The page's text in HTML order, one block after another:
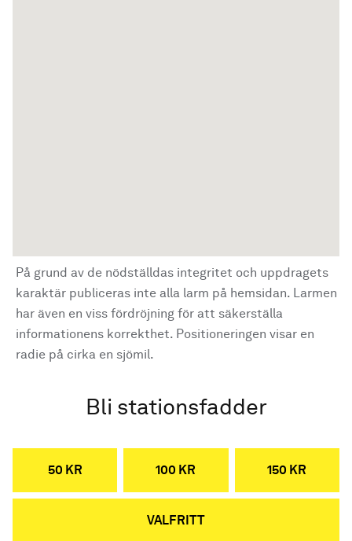
På grund av de nödställdas integritet och uppdragets
karaktär publiceras inte alla larm på hemsidan. Larmen
har även en viss fördröjning för att säkerställa
informationens korrekthet. Positioneringen visar en
radie på cirka en sjömil.
Bli stationsfadder
50 KR 100 KR 150 KR
VALFRITT